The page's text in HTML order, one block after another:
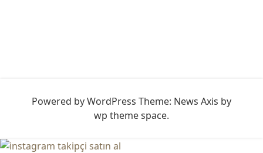
Powered by WordPress Theme: News Axis by
wp theme space.